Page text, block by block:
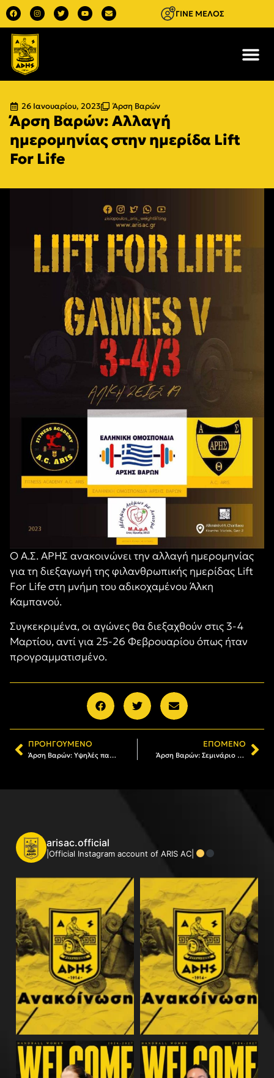
ΓΙΝΕ ΜΕΛΟΣ
26 Ιανουαρίου, 2023 Άρση Βαρών
Άρση Βαρών: Αλλαγή
ημερομηνίας στην ημερίδα Lift
For Life
Ο Α.Σ. ΑΡΗΣ ανακοινώνει την αλλαγή ημερομηνίας
για τη διεξαγωγή της φιλανθρωπικής ημερίδας Lift
For Life στη μνήμη του αδικοχαμένου Άλκη
Καμπανού.
Συγκεκριμένα, οι αγώνες θα διεξαχθούν στις 3-4
Μαρτίου, αντί για 25-26 Φεβρουαρίου όπως ήταν
προγραμματισμένο.
ΠΡΟΗΓΟΎΜΕΝΟ
Άρση Βαρών: Υψηλές παρουσίες στο «Lift for Life» (pics)
ΕΠΌΜΕΝΟ
Άρση Βαρών: Σεμινάριο από τον πρωταθλητή, Θοδωρή Ιακωβίδη
arisac.official
|Official Instagram account of ARIS AC|